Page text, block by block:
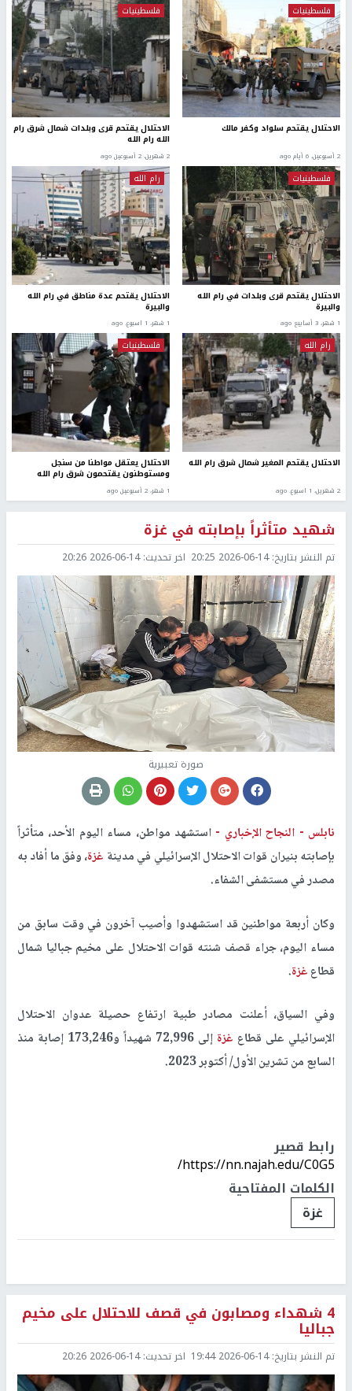
فلسطينيات
الاحتلال يقتحم سلواد وكفر مالك
2 أسبوعين، 6 أيام ago
فلسطينيات
الاحتلال يقتحم قرى وبلدات شمال شرق رام
الله رام الله
2 شهرين، 2 أسبوعين ago
فلسطينيات
الاحتلال يقتحم قرى وبلدات في رام الله
والبيرة
1 شهر، 3 أسابيع ago
رام الله
الاحتلال يقتحم عدة مناطق في رام الله
والبيرة
1 شهر، 1 اسبوع. ago
رام الله
الاحتلال يقتحم المغير شمال شرق رام الله
2 شهرين، 1 اسبوع. ago
فلسطينيات
الاحتلال يعتقل مواطنا من سنجل
ومستوطنون يقتحمون شرق رام الله
1 شهر، 2 أسبوعين ago
شهيد متأثراً بإصابته في غزة
تم النشر بتاريخ:2026-06-14 20:25 اخر تحديث:2026-06-14 20:26
صورة تعبيرية
نابلس - النجاح الإخباري - استشهد مواطن، مساء اليوم الأحد، متأثراً
بإصابته بنيران قوات الاحتلال الإسرائيلي في مدينة غزة، وفق ما أفاد به
مصدر في مستشفى الشفاء.
وكان أربعة مواطنين قد استشهدوا وأصيب آخرون في وقت سابق من
مساء اليوم، جراء قصف شنته قوات الاحتلال على مخيم جباليا شمال
قطاعغزة.
وفي السياق، أعلنت مصادر طبية ارتفاع حصيلة عدوان الاحتلال
الإسرائيلي على قطاع غزة
إلى 72,996 شهيداً و173,246 إصابة منذ
السابع من تشرين الأول/ أكتوبر 2023.
رابط قصير
https://nn.najah.edu/C0G5/
الكلمات المفتاحية
غزة
4 شهداء ومصابون في قصف للاحتلال على مخيم
جباليا
تم النشر بتاريخ:2026-06-14 19:44 اخر تحديث:2026-06-14 20:26